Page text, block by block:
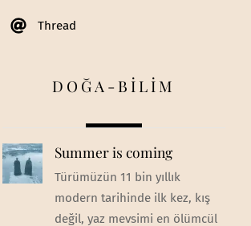
Thread
DOĞA-BİLİM
Summer is coming
Türümüzün 11 bin yıllık
modern tarihinde ilk kez, kış
değil, yaz mevsimi en ölümcül